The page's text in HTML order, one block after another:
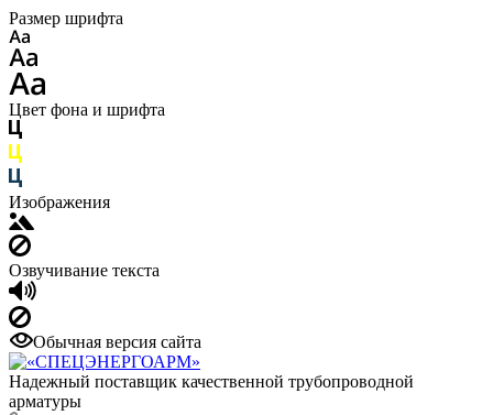
Размер шрифта
Цвет фона и шрифта
Изображения
Озвучивание текста
Обычная версия сайта
Надежный поставщик качественной трубопроводной
арматуры